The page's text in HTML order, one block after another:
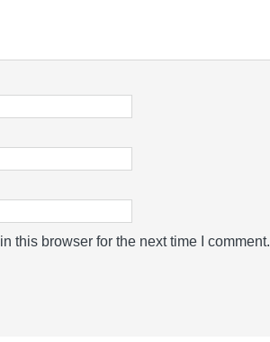
this browser for the next time I comment.